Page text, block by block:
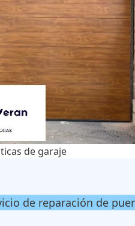
de garaje
de reparación de